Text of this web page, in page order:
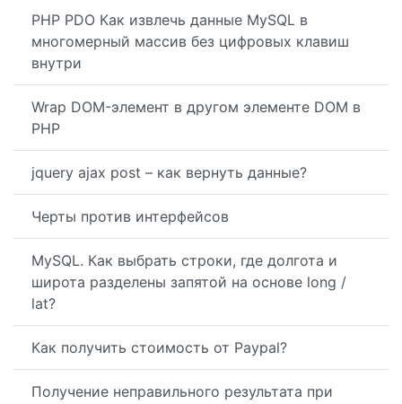
PHP PDO Как извлечь данные MySQL в
многомерный массив без цифровых клавиш
внутри
Wrap DOM-элемент в другом элементе DOM в
PHP
jquery ajax post – как вернуть данные?
Черты против интерфейсов
MySQL. Как выбрать строки, где долгота и
широта разделены запятой на основе long /
lat?
Как получить стоимость от Paypal?
Получение неправильного результата при